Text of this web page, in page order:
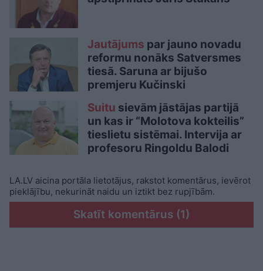
Jautājums par jauno novadu
reformu nonāks Satversmes
tiesā. Saruna ar bijušo
premjeru Kučinski
Suitu sievām jāstājas partijā
un kas ir “Molotova kokteilis”
tieslietu sistēmai. Intervija ar
profesoru Ringoldu Balodi
LA.LV aicina portāla lietotājus, rakstot komentārus, ievērot
pieklājību, nekurināt naidu un iztikt bez rupjībām.
Skatīt komentārus (1)